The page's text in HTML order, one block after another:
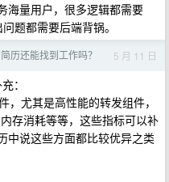
海量用户，很多逻辑都需要
题都需要后端背锅。
历还能找到工作吗？ 5 月 11 日
：
尤其是高性能的转发组件，
存消耗等等，这些指标可以补
中说这些方面都比较优异之类